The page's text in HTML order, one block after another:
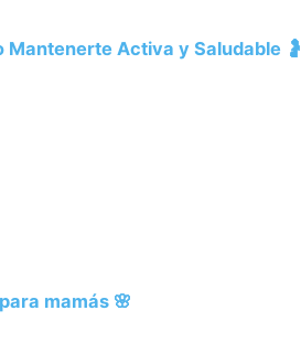
Activa y Saludable 🤰
mamás 🌸